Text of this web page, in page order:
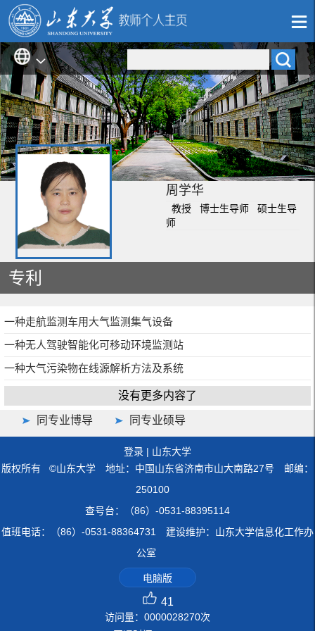
周学华
教授 博士生导师 硕士生导
师
专利
一种走航监测车用大气监测集气设备
一种无人驾驶智能化可移动环境监测站
一种大气污染物在线源解析方法及系统
没有更多内容了
同专业博导 同专业硕导
登录 | 山东大学
版权所有 ©山东大学 地址：中国山东省济南市山大南路27号 邮编：
250100
查号台：（86）-0531-88395114
值班电话：（86）-0531-88364731 建设维护：山东大学信息化工作办
公室
电脑版
41
访问量： 0000028270次